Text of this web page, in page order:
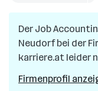
Der Job
Neudorfbei der
karriere.at leider
Firmenprofil